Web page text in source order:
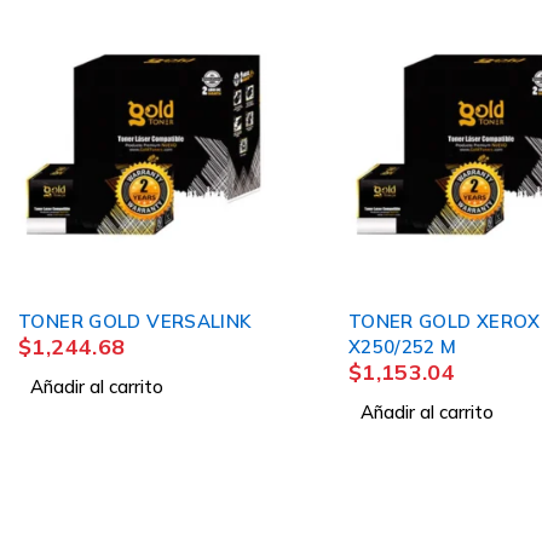
TONER GOLD VERSALINK
$1,244.68
Añadir al carrito
TONER GOLD XEROX
X250/252 M
$1,153.04
Añadir al carrito